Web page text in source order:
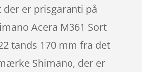
der er prisgaranti på
Acera M361 Sort
tands 170 mm fra det
Shimano, der er